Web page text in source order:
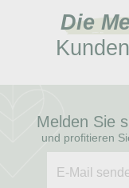
Die
Melden Sie
und profitieren